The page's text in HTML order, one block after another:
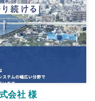
会社 様